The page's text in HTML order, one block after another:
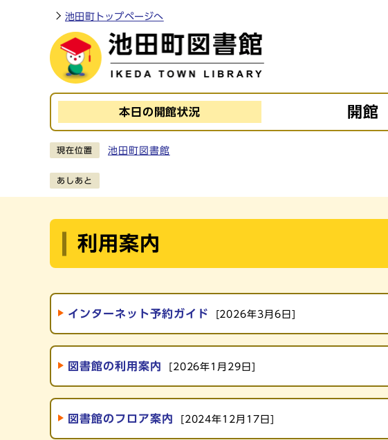
池田町トップページへ
本日の 開館状況 開館
ここから本文です
現在位置 池田町図書館
あしあと
利用案内
メインメニュー
インターネット予約ガイド [2026年3月6日]
図書館の利用案内 [2026年1月29日]
図書館のフロア案内 [2024年12月17日]